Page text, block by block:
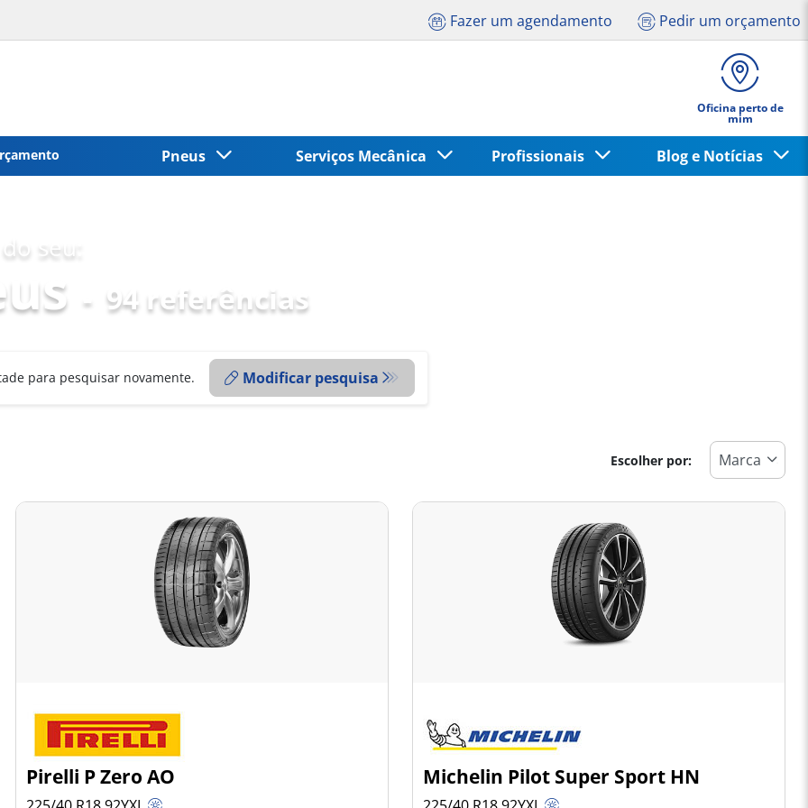
Fazer um agendamento Pedir um orçamento
Oficina perto de
mim
Pneus Serviços Mecânica Profissionais Blog e Notícias
seu:
- 94 referências
para pesquisar novamente. Modificar pesquisa
Escolher por:
Pirelli P Zero AO Michelin Pilot Super Sport HN